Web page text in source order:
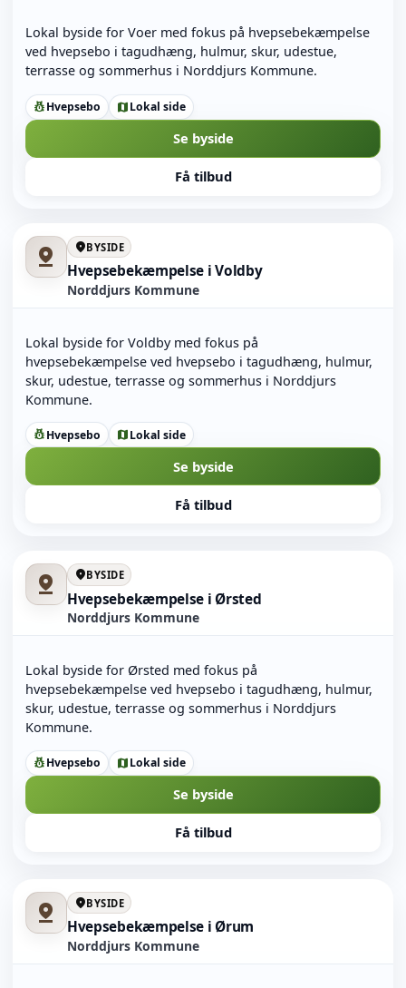
Lokal byside for Voer med fokus på hvepsebekæmpelse
ved hvepsebo i tagudhæng, hulmur, skur, udestue,
terrasse og sommerhus i Norddjurs Kommune.
pest_controlHvepsebo mapLokal side
Se byside
Få tilbud
pin_drop location_onBYSIDE
Hvepsebekæmpelse i Voldby
Norddjurs Kommune
Lokal byside for Voldby med fokus på
hvepsebekæmpelse ved hvepsebo i tagudhæng, hulmur,
skur, udestue, terrasse og sommerhus i Norddjurs
Kommune.
pest_controlHvepsebo mapLokal side
Se byside
Få tilbud
pin_drop location_onBYSIDE
Hvepsebekæmpelse i Ørsted
Norddjurs Kommune
Lokal byside for Ørsted med fokus på
hvepsebekæmpelse ved hvepsebo i tagudhæng, hulmur,
skur, udestue, terrasse og sommerhus i Norddjurs
Kommune.
pest_controlHvepsebo mapLokal side
Se byside
Få tilbud
pin_drop location_onBYSIDE
Hvepsebekæmpelse i Ørum
Norddjurs Kommune